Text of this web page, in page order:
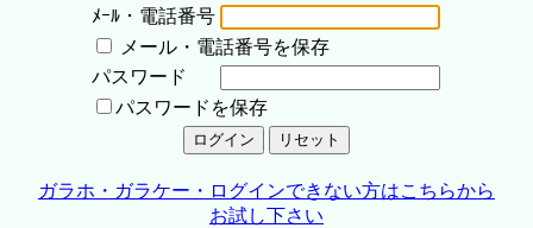
ﾒｰﾙ・電話番号
メール・電話番号を保存
パスワード
パスワードを保存
ガラホ・ガラケー・ログインできない方はこちらから
お試し下さい